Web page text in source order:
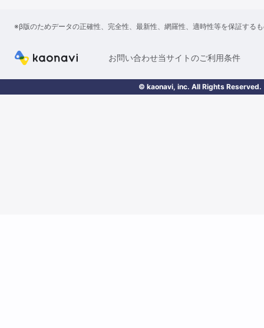
※β版のためデータの正確性、完全性、最新性、網羅性、適時性等を保証する
お問い合わせ当サイトのご利用条件
© kaonavi, inc. All Rights Reserved.